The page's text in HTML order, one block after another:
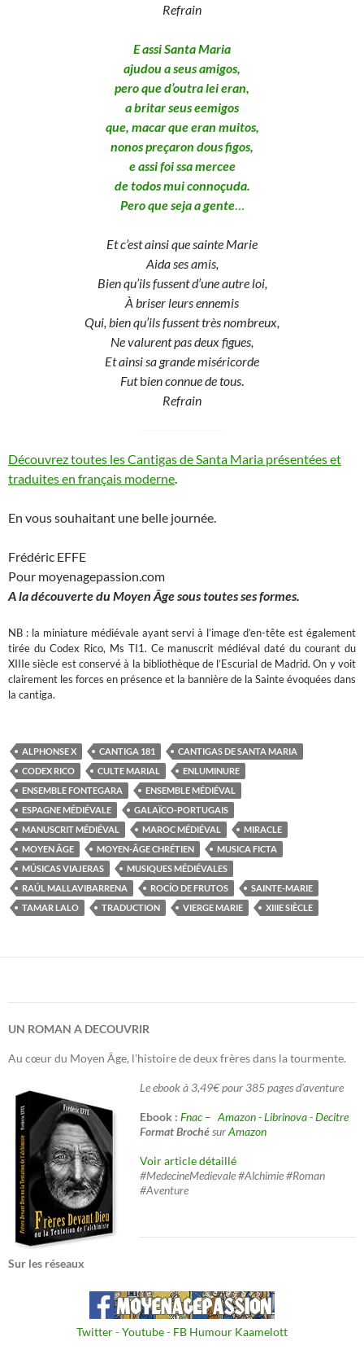
Refrain
E assi Santa Maria
ajudou a seus amigos,
pero que d’outra lei eran,
a britar seus eemigos
que, macar que eran muitos,
nonos preçaron dous figos,
e assi foi ssa mercee
de todos mui connoçuda.
Pero que seja a gente…
Et c’est ainsi que sainte Marie
Aida ses amis,
Bien qu’ils fussent d’une autre loi,
À briser leurs ennemis
Qui, bien qu’ils fussent très nombreux,
Ne valurent pas deux figues,
Et ainsi sa grande miséricorde
Futbien connue de tous.
Refrain
Découvrez toutes les Cantigas de Santa Maria présentées et
traduites en français moderne.
En vous souhaitant une belle journée.
Frédéric EFFE
Pour moyenagepassion.com
A la découverte du Moyen Âge sous toutes ses formes.
NB : la miniature médiévale ayant servi à l’image d’en-tête est également
tirée du Codex Rico, Ms TI1. Ce manuscrit médiéval daté du courant du
XIIIe siècle est conservé à la bibliothèque de l’Escurial de Madrid. On y voit
clairement les forces en présence et la bannière de la Sainte évoquées dans
la cantiga.
ALPHONSE X CANTIGA 181
CANTIGAS DE SANTA MARIA
CODEX RICO
CULTE MARIAL
ENLUMINURE
ENSEMBLE FONTEGARA
ENSEMBLE MÉDIÉVAL
ESPAGNE MÉDIÉVALE
GALAÏCO-PORTUGAIS
MANUSCRIT MÉDIÉVAL
MAROC MÉDIÉVAL
MIRACLE
MOYEN ÂGE
MOYEN-ÂGE CHRÉTIEN
MUSICA FICTA
MÚSICAS VIAJERAS
MUSIQUES MÉDIÉVALES
RAÚL MALLAVIBARRENA
ROCÍO DE FRUTOS
SAINTE-MARIE
TAMAR LALO
TRADUCTION VIERGE MARIE XIIIE SIÈCLE
UN ROMAN A DECOUVRIR
Au cœur du Moyen Âge, l'histoire de deux frères dans la tourmente.
Le ebook à 3,49€ pour 385 pages d'aventure
Ebook : Fnac – Amazon-Librinova-Decitre
Format BrochésurAmazon
Voir article détaillé
#MedecineMedievale #Alchimie #Roman
#Aventure
Sur les réseaux
Twitter- Youtube- FB Humour Kaamelott